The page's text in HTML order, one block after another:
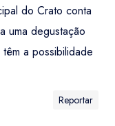
do Crato conta
uma degustação
a possibilidade
Reportar